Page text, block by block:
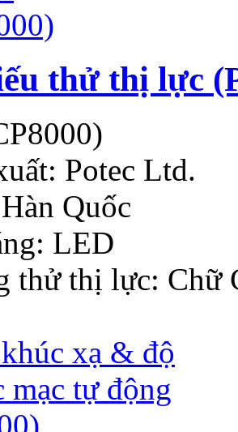
thử thị lực
)
Potec Ltd.
Quốc
LED
thử thị lực: Chữ